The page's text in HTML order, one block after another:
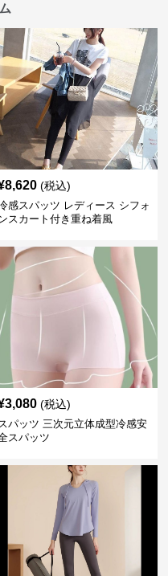
8,620 (税込)
感スパッツ レディース シフォ
スカート付き重ね着風
3,080 (税込)
パッツ 三次元立体成型冷感安
スパッツ